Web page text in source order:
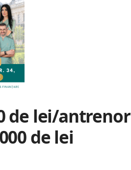
de lei/antrenor
de lei